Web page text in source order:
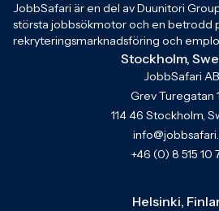
JobbSafari är en del av Duunitori
största jobbsökmotor och en betrodd
rekryteringsmarknadsföring och
Stockholm,
JobbSafari AB
Grev Turegatan
114 46 Stockholm,
+46 (0) 8 515 10
Helsinki,